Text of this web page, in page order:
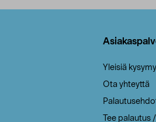
Yleisiä
Ota yhteyttä
Tee